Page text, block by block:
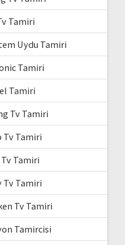
Tamiri
Uydu Tamiri
Tamiri
Tamiri
Tv Tamiri
Tv Tamiri
Tamiri
Tv Tamiri
Tv Tamiri
Tamircisi